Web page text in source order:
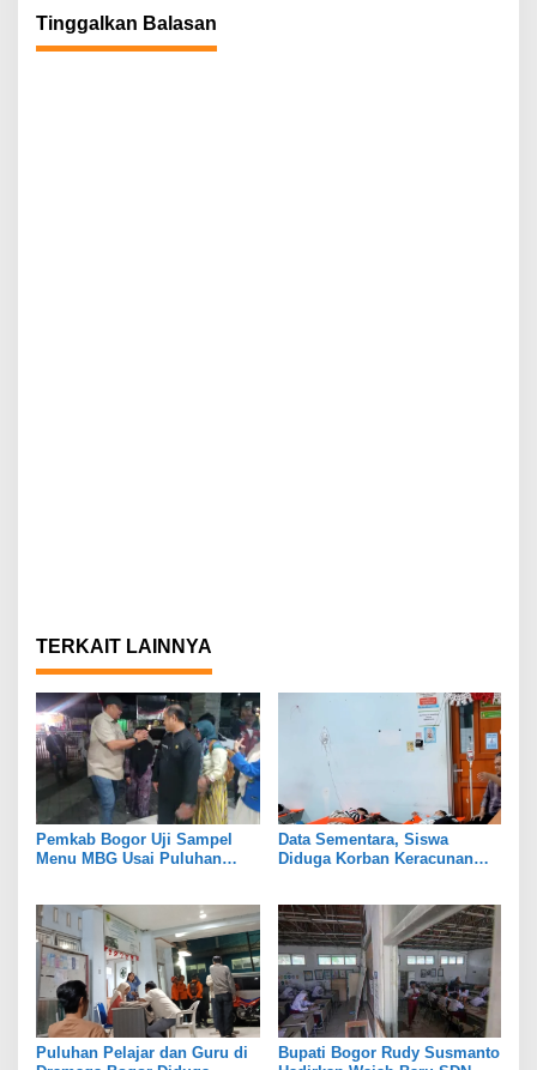
Tinggalkan Balasan
TERKAIT LAINNYA
Pemkab Bogor Uji Sampel
Menu MBG Usai Puluhan
Data Sementara, Siswa
Diduga Korban Keracunan
Puluhan Pelajar dan Guru di
Bupati Bogor Rudy Susmanto